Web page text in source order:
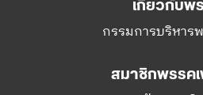
เกี่ยวกับพ
กรรมการบริหาร
สมาชิกพรรคเ